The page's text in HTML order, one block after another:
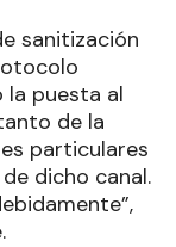
sanitización
la puesta al
de la
particulares
dicho canal.